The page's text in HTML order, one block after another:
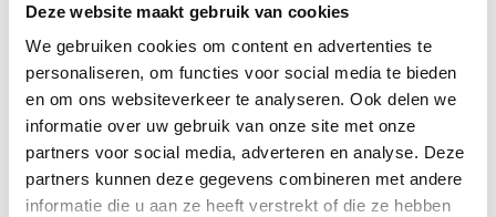
Deze website maakt gebruik van cookies
We gebruiken cookies om content en advertenties te
personaliseren, om functies voor social media te bieden
en om ons websiteverkeer te analyseren. Ook delen we
informatie over uw gebruik van onze site met onze
partners voor social media, adverteren en analyse. Deze
partners kunnen deze gegevens combineren met andere
informatie die u aan ze heeft verstrekt of die ze hebben
duimbrace en ervaar direct meer stabiliteit en comfort
in uw dagelijkse bezigheden.
Twijfelt u over welke brace het beste bij uw klachten
past? Ons team van fysiotherapeuten luistert naar uw
situatie en geeft u persoonlijk en deskundigbrace
advies.